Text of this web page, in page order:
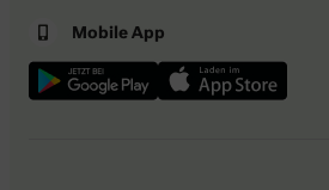
Mobile App